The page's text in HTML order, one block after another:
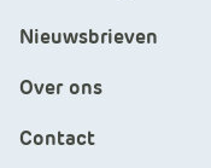
Nieuwsbrieven
Over ons
Contact